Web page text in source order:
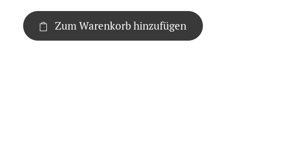
Zum Warenkorb hinzufügen